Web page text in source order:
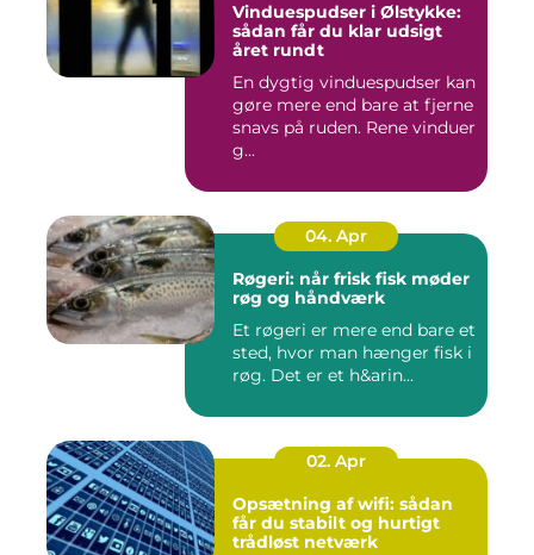
Vinduespudser i Ølstykke:
sådan får du klar udsigt
året rundt
En dygtig vinduespudser kan
gøre mere end bare at fjerne
snavs på ruden. Rene vinduer
g...
04. Apr
Røgeri: når frisk fisk møder
røg og håndværk
Et røgeri er mere end bare et
sted, hvor man hænger fisk i
røg. Det er et h&arin...
02. Apr
Opsætning af wifi: sådan
får du stabilt og hurtigt
trådløst netværk